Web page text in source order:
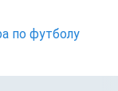
по футболу